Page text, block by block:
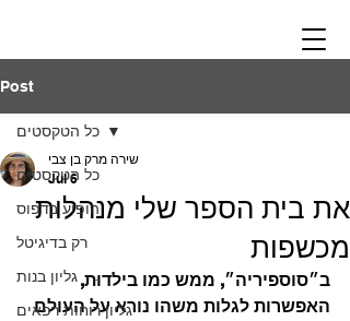
Post
כל הטקסטים
הופיע בדפוס
רק בדיגיטל
גליון בנות
גליון רוחות רפאים
כל הטקסטים
את בית הספר שלי מנהלות
מכשפות
שירה מרק בן צבי
Jul 6
ב״סוספיריה״, ממש כמו בילדוּת,
האפשרות לגלות משהו נורא על העולם